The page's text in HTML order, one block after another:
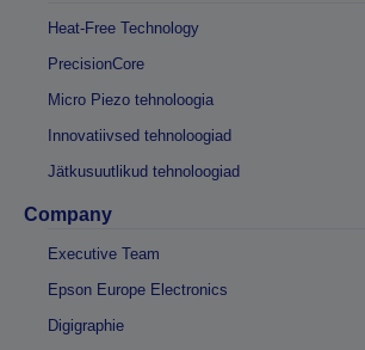
Heat-Free Technology
PrecisionCore
Micro Piezo tehnoloogia
Innovatiivsed tehnoloogiad
Jätkusuutlikud tehnoloogiad
Company
Executive Team
Epson Europe Electronics
Digigraphie